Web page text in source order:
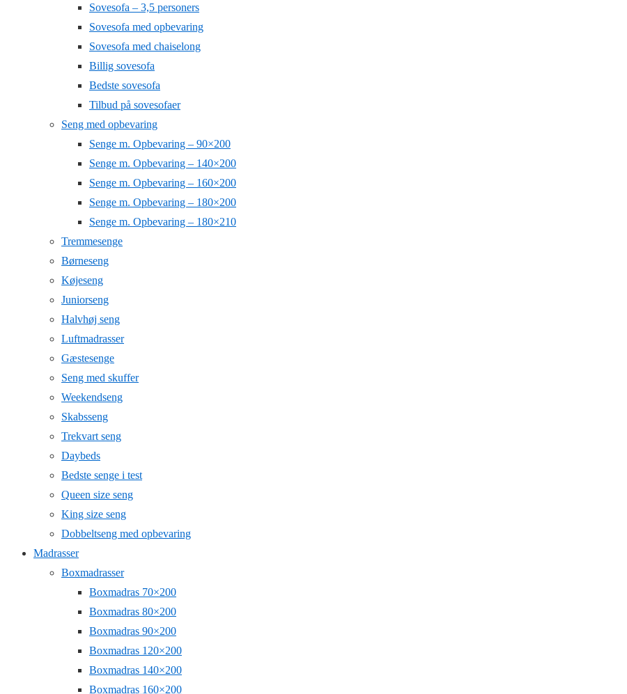
Sovesofa – 3,5 personers
Sovesofa med opbevaring
Sovesofa med chaiselong
Billig sovesofa
Bedste sovesofa
Tilbud på sovesofaer
Seng med opbevaring
Senge m. Opbevaring – 90×200
Senge m. Opbevaring – 140×200
Senge m. Opbevaring – 160×200
Senge m. Opbevaring – 180×200
Senge m. Opbevaring – 180×210
Tremmesenge
Børneseng
Køjeseng
Juniorseng
Halvhøj seng
Luftmadrasser
Gæstesenge
Seng med skuffer
Weekendseng
Skabsseng
Trekvart seng
Daybeds
Bedste senge i test
Queen size seng
King size seng
Dobbeltseng med opbevaring
Madrasser
Boxmadrasser
Boxmadras 70×200
Boxmadras 80×200
Boxmadras 90×200
Boxmadras 120×200
Boxmadras 140×200
Boxmadras 160×200